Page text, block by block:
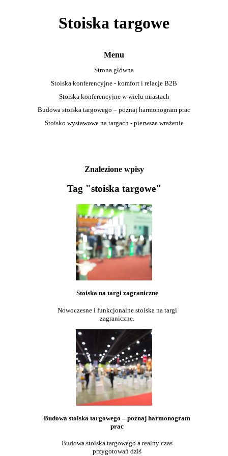
Stoiska targowe
Menu
Strona główna
Stoiska konferencyjne - komfort i relacje B2B
Stoiska konferencyjne w wielu miastach
Budowa stoiska targowego – poznaj harmonogram prac
Stoisko wystawowe na targach - pierwsze wrażenie
Znalezione wpisy
Tag "stoiska targowe"
Stoiska na targi zagraniczne
Nowoczesne i funkcjonalne stoiska na targi
zagraniczne.
Budowa stoiska targowego – poznaj harmonogram
prac
Budowa stoiska targowego a realny czas
przygotowań dziś